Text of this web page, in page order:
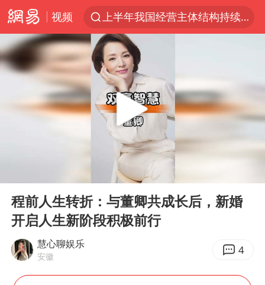
视频
上半年我国经营主体结构持续优化
《披荆斩棘2026》阵容官宣
中国籍豪华游艇富商之子在泰国被杀
白海豚北上或致京津冀暴雨
美将每月供乌爱国者拦截导弹
《龙餐馆》 冲奖
上门女婿出轨女邻居多年被判重婚罪
新疆一婚礼线上邀请引热议
香港刷新1884年以来最高气温纪录
Play
程前人生转折：与董卿共成长后，新婚
开启人生新阶段积极前行
慧心聊娱乐
安徽 4